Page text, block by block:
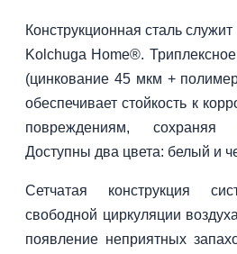
Конструкционная сталь
Kolchuga Home®.
(цинкование 45 мкм +
обеспечивает стойкость к
повреждениям, сохраняя
Доступны два цвета: белый и
Сетчатая конструкция
свободной циркуляции
появление неприятных